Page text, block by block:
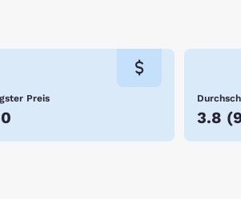
Preis
3.8 (